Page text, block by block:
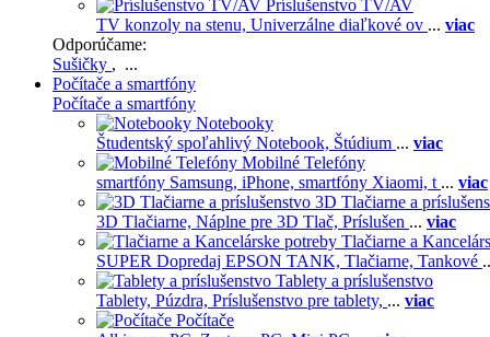
Príslušenstvo TV/AV
TV konzoly na stenu, Univerzálne diaľkové ov ... viac
Odporúčame:
Sušičky , ...
Počítače a smartfóny
Počítače a smartfóny
Notebooky
Študentský spoľahlivý Notebook, Štúdium ... viac
Mobilné Telefóny
smartfóny Samsung, iPhone, smartfóny Xiaomi, t ... viac
3D Tlačiarne a
3D Tlačiarne, Náplne pre 3D Tlač, Príslušen ... viac
Tlačiarne a
SUPER Dopredaj EPSON TANK, Tlačiarne, Tankové
Tablety a príslušenstvo
Tablety, Púzdra, Príslušenstvo pre tablety, ... viac
Počítače